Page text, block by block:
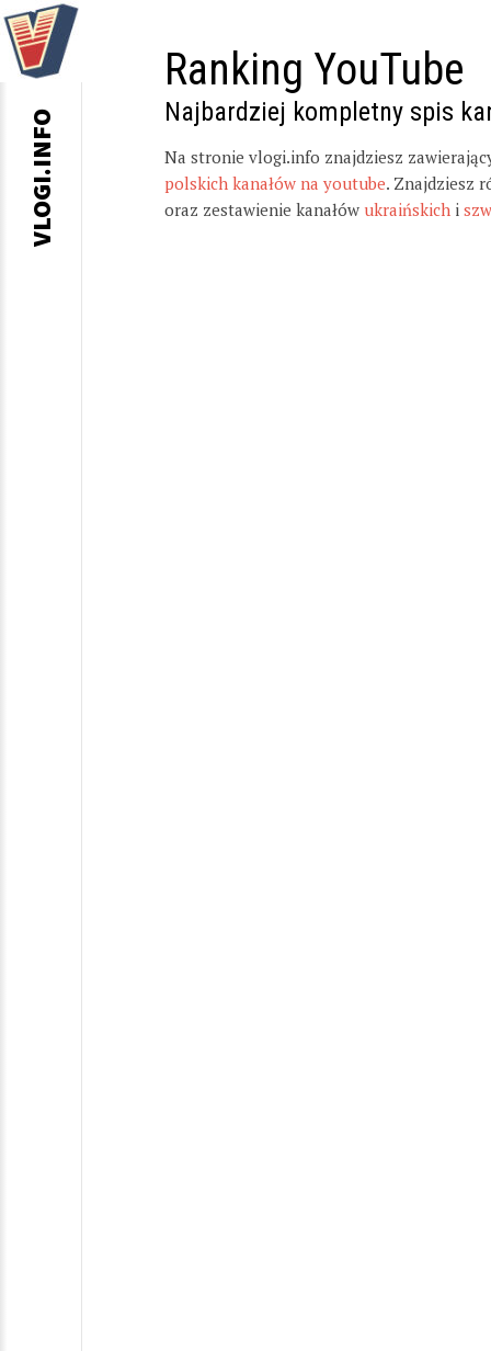
Ranking YouTube
Najbardziej kompletny spis
Na stronie vlogi.info znajdziesz
polskich kanałów na youtube. Znajdziesz
oraz zestawienie kanałów ukraińskich i
VLOGI.INFO